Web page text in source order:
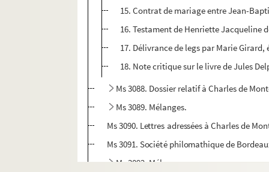
15. Contrat de mariage entre Jean-
16. Testament de Henriette Jacqueline
17. Délivrance de legs par Marie
18. Note critique sur le livre de Jules
Ms 3088. Dossier relatif à Charles de
Ms 3089. Mélanges.
Ms 3090. Lettres adressées à Charles de
Ms 3091. Société philomathique de
Ms 3092. Mélanges.